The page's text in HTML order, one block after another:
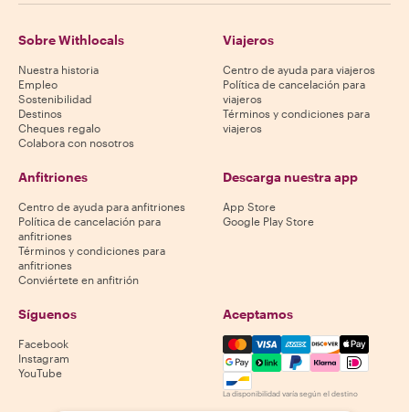
Sobre Withlocals
Nuestra historia
Empleo
Sostenibilidad
Destinos
Cheques regalo
Colabora con nosotros
Viajeros
Centro de ayuda para viajeros
Política de cancelación para
viajeros
Términos y condiciones para
viajeros
Anfitriones
Centro de ayuda para anfitriones
Política de cancelación para
anfitriones
Términos y condiciones para
anfitriones
Conviértete en anfitrión
Descarga nuestra app
App Store
Google Play Store
Síguenos
Facebook
Instagram
YouTube
Aceptamos
Mastercard, Visa, Amex,
La disponibilidad varía según el destino